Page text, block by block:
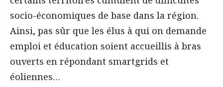
socio-économiques de base dans la région.
Ainsi, pas sûr que les élus à qui on demande
emploi et éducation soient accueillis à bras
ouverts en répondant smartgrids et
éoliennes…